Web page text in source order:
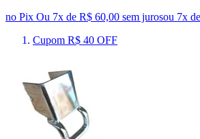
no Pix Ou 7x de R$ 60,00 sem jurosou 7x de
Cupom R$ 40 OFF